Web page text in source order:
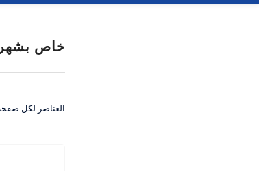
خاص
العناصر لكل